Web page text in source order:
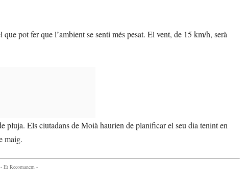
pot fer que l’ambient se senti més pesat. El vent, de 15 km/h, serà
pluja. Els ciutadans de Moià haurien de planificar el seu dia tenint en
maig.
- Et Recomanem -